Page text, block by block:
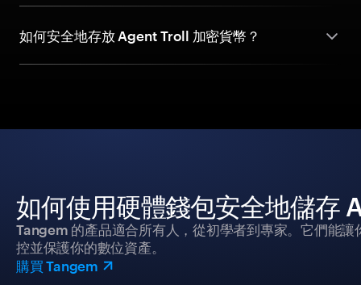
如何安全地存放 Agent Troll 加密貨幣？
如何使用硬體錢包安全地儲存
Tangem 的產品適合所有人，從初學者到專家。它們能
控並保護你的數位資產。
購買 Tangem